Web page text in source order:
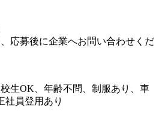
応募後に企業へお問い合わせくだ
生OK、年齢不問、制服あり、車
社員登用あり